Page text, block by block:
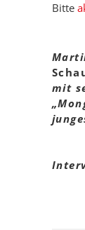
Bitte
mit